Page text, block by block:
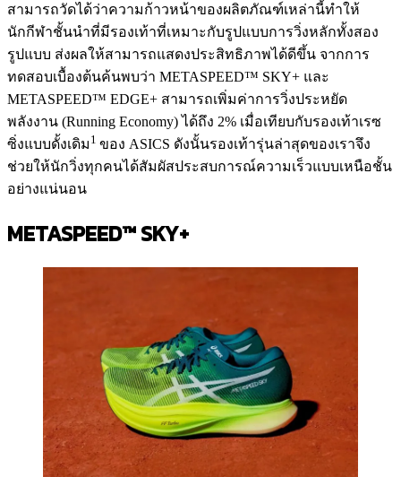
สามารถวัดได้ว่าความก้าวหน้าของผลิตภัณฑ์เหล่านี้ทำให้
นักกีฬาชั้นนำที่มีรองเท้าที่เหมาะกับรูปแบบการวิ่งหลักทั้งสอง
รูปแบบ ส่งผลให้สามารถแสดงประสิทธิภาพได้ดีขึ้น จากการ
ทดสอบเบื้องต้นค้นพบว่า METASPEED™ SKY+ และ
METASPEED™ EDGE+ สามารถเพิ่มค่าการวิ่งประหยัด
พลังงาน (Running Economy) ได้ถึง 2% เมื่อเทียบกับรองเท้าเรซ
ซิ่งแบบดั้งเดิม 1 ของ ASICS ดังนั้นรองเท้ารุ่นล่าสุดของเราจึง
ช่วยให้นักวิ่งทุกคนได้สัมผัสประสบการณ์ความเร็วแบบเหนือชั้น
อย่างแน่นอน
METASPEED™ SKY+